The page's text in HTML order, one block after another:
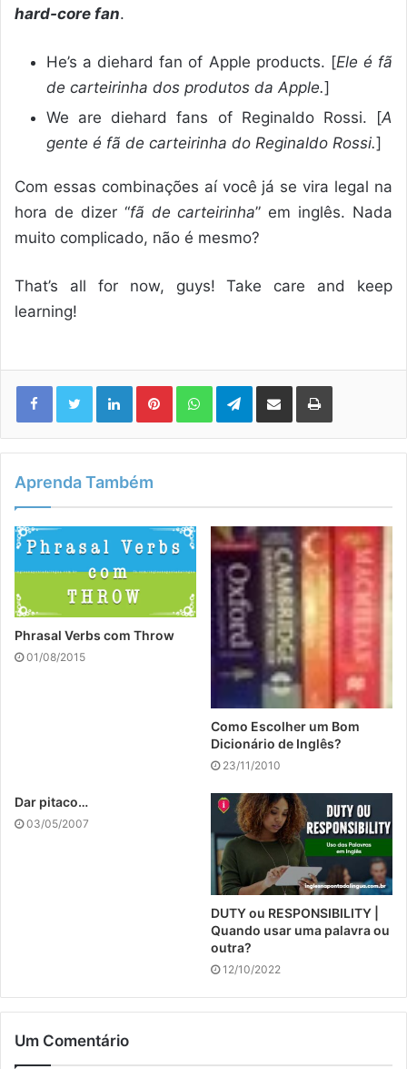
hard-core fan.
He’s a diehard fan of Apple products. [Ele é fã
de carteirinha dos produtos da Apple.]
We are diehard fans of Reginaldo Rossi. [A
gente é fã de carteirinha do Reginaldo Rossi.]
Com essas combinações aí você já se vira legal na
hora de dizer “fã de carteirinha” em inglês. Nada
muito complicado, não é mesmo?
That’s all for now, guys! Take care and keep
learning!
LinkedinPinterestWhatsAppTelegram
Compartilhar via e-mail Imprimir
Aprenda Também
Phrasal Verbs com Throw
01/08/2015
Como Escolher um Bom
Dicionário de Inglês?
23/11/2010
Dar pitaco…
03/05/2007
DUTY ou RESPONSIBILITY |
Quando usar uma palavra ou
outra?
12/10/2022
Um Comentário